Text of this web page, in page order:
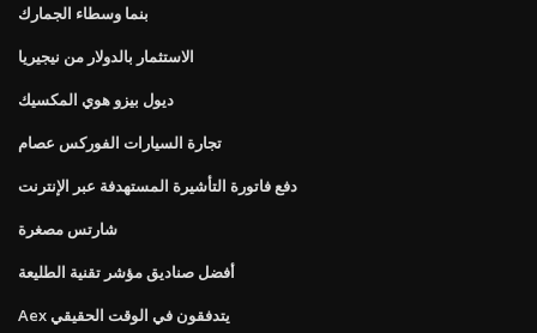
بنما وسطاء الجمارك
الاستثمار بالدولار من نيجيريا
ديول بيزو هوي المكسيك
تجارة السيارات الفوركس عصام
دفع فاتورة التأشيرة المستهدفة عبر الإنترنت
شارتس مصغرة
أفضل صناديق مؤشر تقنية الطليعة
Aex يتدفقون في الوقت الحقيقي